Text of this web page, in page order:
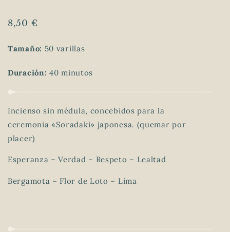
8,50 €
Tamaño: 50 varillas
Duración: 40 minutos
Incienso sin médula, concebidos para la
ceremonia «Soradaki» japonesa. (quemar por
placer)
Esperanza – Verdad – Respeto – Lealtad
Bergamota – Flor de Loto – Lima